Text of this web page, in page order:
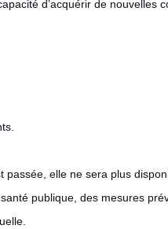
d’acquérir de
elle ne sera plus
publique, des mesures